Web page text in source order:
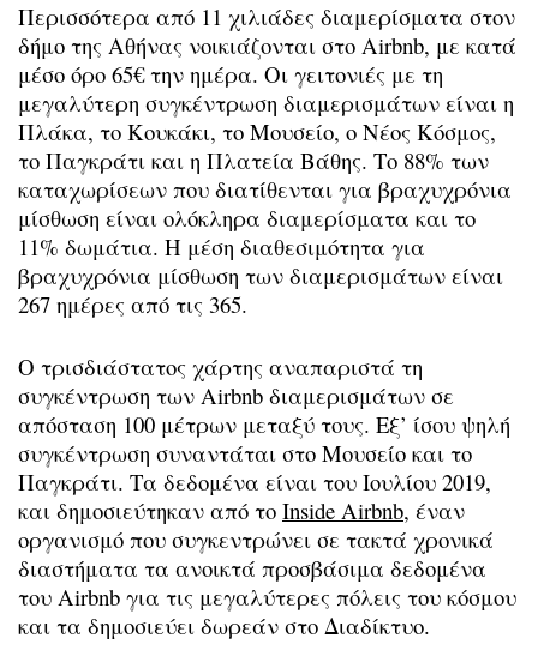
Περισσότερα από 11 χιλιάδες διαμερίσματα στον
δήμο της Αθήνας νοικιάζονται στο Airbnb, με κατά
μέσο όρο 65€ την ημέρα. Οι γειτονιές με τη
μεγαλύτερη συγκέντρωση διαμερισμάτων είναι η
Πλάκα, το Κουκάκι, το Μουσείο, ο Νέος Κόσμος,
το Παγκράτι και η Πλατεία Βάθης. Το 88% των
καταχωρίσεων που διατίθενται για βραχυχρόνια
μίσθωση είναι ολόκληρα διαμερίσματα και το
11% δωμάτια. Η μέση διαθεσιμότητα για
βραχυχρόνια μίσθωση των διαμερισμάτων είναι
267 ημέρες από τις 365.
Ο τρισδιάστατος χάρτης αναπαριστά τη
συγκέντρωση των Airbnb διαμερισμάτων σε
απόσταση 100 μέτρων μεταξύ τους. Εξ’ ίσου ψηλή
συγκέντρωση συναντάται στο Μουσείο και το
Παγκράτι. Τα δεδομένα είναι του Ιουλίου 2019,
και δημοσιεύτηκαν από το Inside Airbnb, έναν
οργανισμό που συγκεντρώνει σε τακτά χρονικά
διαστήματα τα ανοικτά προσβάσιμα δεδομένα
του Airbnb για τις μεγαλύτερες πόλεις του κόσμου
και τα δημοσιεύει δωρεάν στο Διαδίκτυο.